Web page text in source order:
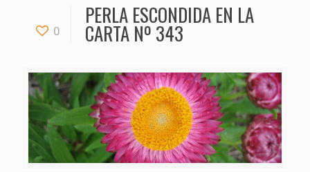
0
PERLA ESCONDIDA EN LA
CARTA Nº 343